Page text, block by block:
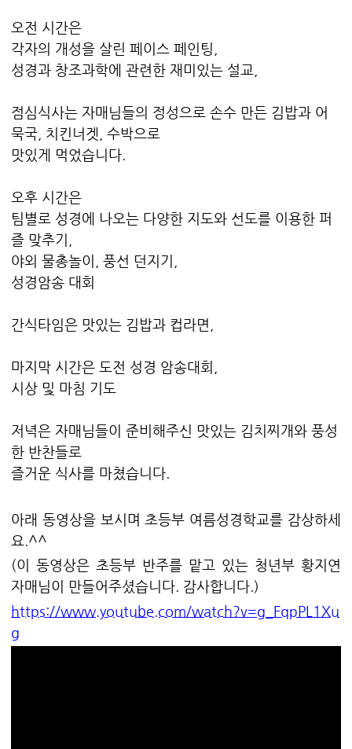
오전 시간은
각자의 개성을 살린 페이스 페인팅,
성경과 창조과학에 관련한 재미있는 설교,
점심식사는 자매님들의 정성으로 손수 만든 김밥과 어
묵국, 치킨너겟, 수박으로
맛있게 먹었습니다.
오후 시간은
팀별로 성경에 나오는 다양한 지도와 선도를 이용한 퍼
즐 맞추기,
야외 물총놀이, 풍선 던지기,
성경암송 대회
간식타임은 맛있는 김밥과 컵라면,
마지막 시간은 도전 성경 암송대회,
시상 및 마침 기도
저녁은 자매님들이 준비해주신 맛있는 김치찌개와 풍성
한 반찬들로
즐거운 식사를 마쳤습니다.
아래 동영상을 보시며 초등부 여름성경학교를 감상하세
요.^^
(이 동영상은 초등부 반주를 맡고 있는 청년부 황지연
자매님이 만들어주셨습니다. 감사합니다.)
https://www.youtube.com/watch?v=g_FqpPL1Xu
g